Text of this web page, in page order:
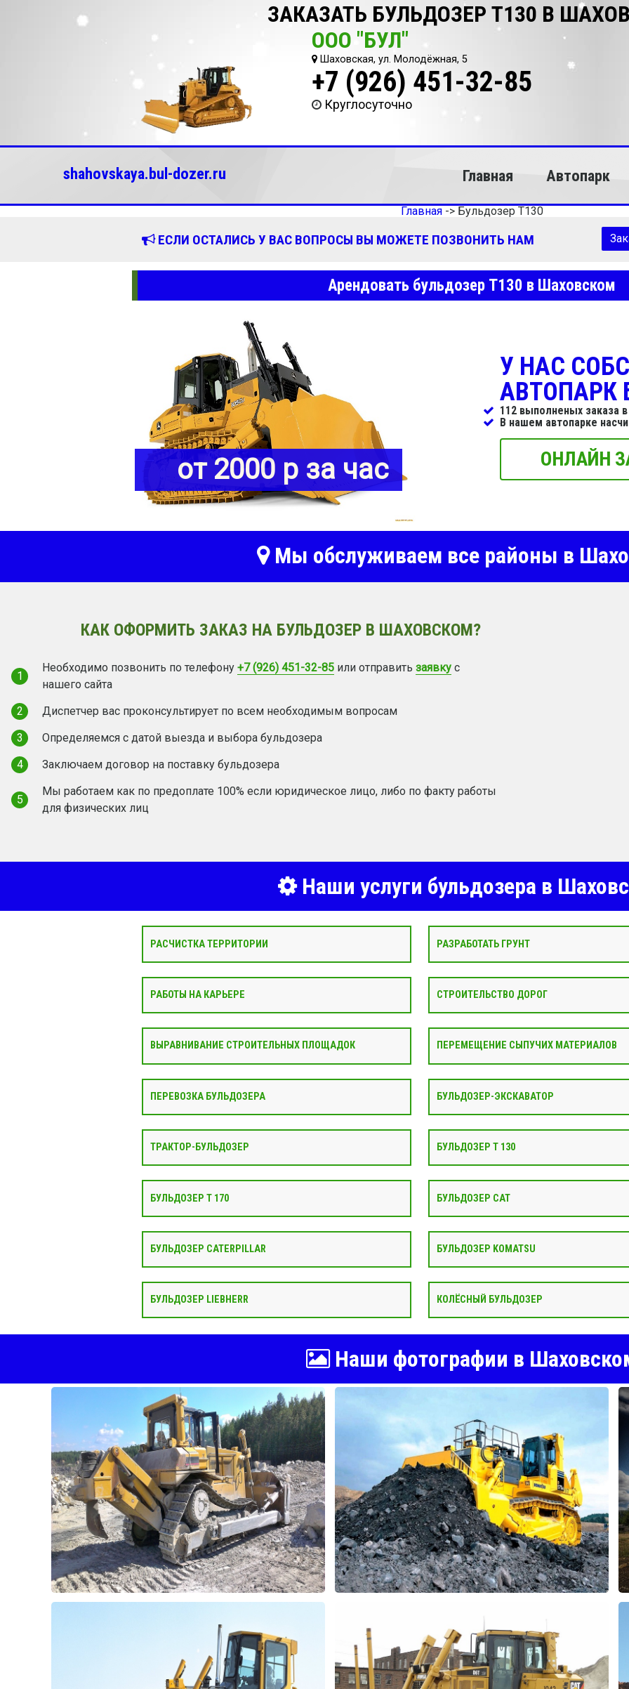
ЗАКАЗАТЬ БУЛЬДОЗЕР Т130 В
ООО "БУЛ"
Шаховская, ул. Молодёжная, 5
+7 (926) 451-32-85
Круглосуточно
shahovskaya.bul-dozer.ru Главная Автопарк
Главная-> Бульдозер Т130
ЕСЛИ ОСТАЛИСЬ У ВАС ВОПРОСЫ ВЫ МОЖЕТЕ ПОЗВОНИТЬ НАМ
Арендовать бульдозер Т130 в Шаховском
от 2000 р за час
У НАС
АВТОПАРК
112 выполненых заказа
В нашем автопарке
ОНЛАЙН
Мы обслуживаем все районы в
КАК ОФОРМИТЬ ЗАКАЗ НА БУЛЬДОЗЕР В ШАХОВСКОМ?
1
Необходимо позвонить по телефону +7 (926) 451-32-85 или отправить заявку с
нашего сайта
2
Диспетчер вас проконсультирует по всем необходимым вопросам
3
Определяемся с датой выезда и выбора бульдозера
4
Заключаем договор на поставку бульдозера
5
Мы работаем как по предоплате 100% если юридическое лицо, либо по факту работы
для физических лиц
Наши услуги бульдозера в
РАСЧИСТКА ТЕРРИТОРИИ РАЗРАБОТАТЬ ГРУНТ
РАБОТЫ НА КАРЬЕРЕ СТРОИТЕЛЬСТВО ДОРОГ
ВЫРАВНИВАНИЕ СТРОИТЕЛЬНЫХ ПЛОЩАДОК ПЕРЕМЕЩЕНИЕ СЫПУЧИХ МАТЕРИАЛОВ
ПЕРЕВОЗКА БУЛЬДОЗЕРА БУЛЬДОЗЕР-ЭКСКАВАТОР
ТРАКТОР-БУЛЬДОЗЕР БУЛЬДОЗЕР Т 130
БУЛЬДОЗЕР Т 170 БУЛЬДОЗЕР CAT
БУЛЬДОЗЕР CATERPILLAR БУЛЬДОЗЕР KOMATSU
БУЛЬДОЗЕР LIEBHERR КОЛЁСНЫЙ БУЛЬДОЗЕР
Наши фотографии в